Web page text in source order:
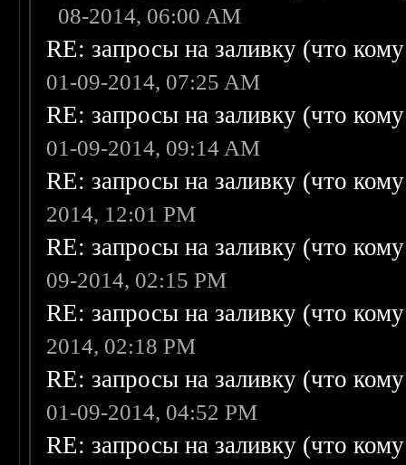
08-2014, 06:00 AM
RE: запросы на заливку (что
01-09-2014, 07:25 AM
RE: запросы на заливку (что
01-09-2014, 09:14 AM
RE: запросы на заливку (что
2014, 12:01 PM
RE: запросы на заливку (что
09-2014, 02:15 PM
RE: запросы на заливку (что
2014, 02:18 PM
RE: запросы на заливку (что
01-09-2014, 04:52 PM
RE: запросы на заливку (что